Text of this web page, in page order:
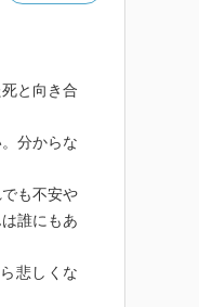
ものじゃ
から出来
でも、サ
もりだけ
好きだ」
でクラス
もめんど
に決めた
と向き合
分からな
も不安や
誰にもあ
悲しくな